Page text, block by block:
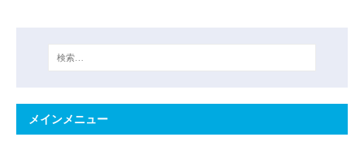
メインメニュー